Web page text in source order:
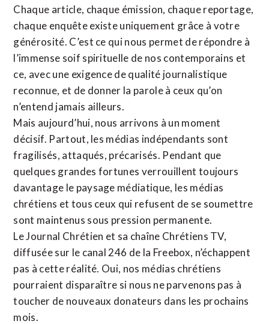
Chaque article, chaque émission, chaque reportage,
chaque enquête existe uniquement grâce à votre
générosité. C’est ce qui nous permet de répondre à
l’immense soif spirituelle de nos contemporains et
ce, avec une exigence de qualité journalistique
reconnue, et de donner la parole à ceux qu’on
n’entend jamais ailleurs.
Mais aujourd’hui, nous arrivons à un moment
décisif. Partout, les médias indépendants sont
fragilisés, attaqués, précarisés. Pendant que
quelques grandes fortunes verrouillent toujours
davantage le paysage médiatique, les médias
chrétiens et tous ceux qui refusent de se soumettre
sont maintenus sous pression permanente.
Le Journal Chrétien et sa chaîne Chrétiens TV,
diffusée sur le canal 246 de la Freebox, n’échappent
pas à cette réalité. Oui, nos médias chrétiens
pourraient disparaître si nous ne parvenons pas à
toucher de nouveaux donateurs dans les prochains
mois.